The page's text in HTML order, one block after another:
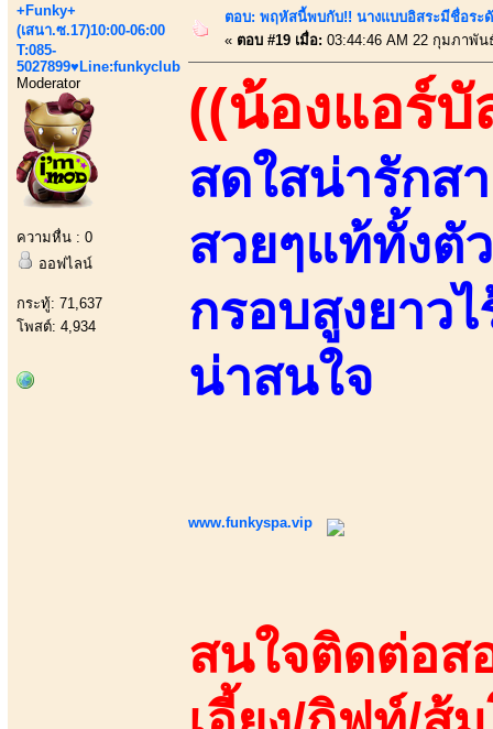
+Funky+
(เสนา.ซ.17)10:00-06:00
T:085-
5027899♥Line:funkyclub
Moderator
ความหื่น : 0
ออฟไลน์
กระทู้: 71,637
โพสต์: 4,934
ตอบ: พฤหัสนี้พบกับ!! นางแบบอิสระมีชื่อระ
« ตอบ #19 เมื่อ: 03:44:46 AM 22 กุมภาพัน
((น้องแอร์บั
สดใสน่ารักส
สวยๆแท้ทั้งตั
กรอบสูงยาว
น่าสนใจ
www.funkyspa.vip
สนใจติดต่อส